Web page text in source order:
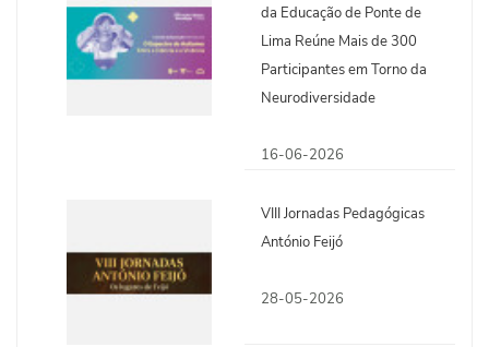
da Educação de Ponte de
Lima Reúne Mais de 300
Participantes em Torno da
Neurodiversidade
16-06-2026
VIII Jornadas Pedagógicas
António Feijó
28-05-2026